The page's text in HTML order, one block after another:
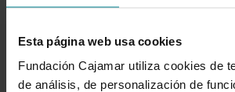
Esta página web usa cookies
Fundación Cajamar utiliza cookies de
de análisis, de personalización de